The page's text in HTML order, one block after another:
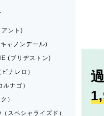
ント)
ャノンデール)
(ブリヂストン)
ナレロ）
ナゴ）
）
スペシャライズド）